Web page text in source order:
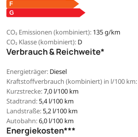
CO₂ Emissionen (kombiniert): 135 g/km
CO₂ Klasse (kombiniert): D
Verbrauch & Reichweite*
Energieträger: Diesel
Kraftstoffverbrauch (kombiniert) in l/100 km:
Kurzstrecke:7,0 l/100 km
Stadtrand:5,4 l/100 km
Landstraße:5,2 l/100 km
Autobahn:6,0 l/100 km
Energiekosten***